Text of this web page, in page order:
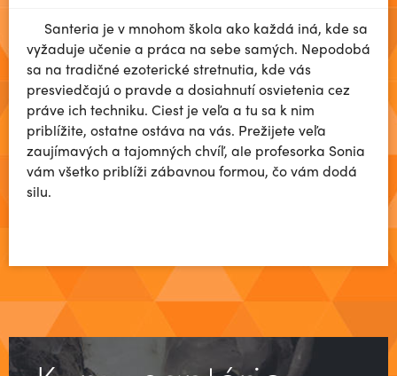
Santeria je v mnohom škola ako každá iná, kde sa
vyžaduje učenie a práca na sebe samých. Nepodobá
sa na tradičné ezoterické stretnutia, kde vás
presviedčajú o pravde a dosiahnutí osvietenia cez
práve ich techniku. Ciest je veľa a tu sa k nim
priblížite, ostatne ostáva na vás. Prežijete veľa
zaujímavých a tajomných chvíľ, ale profesorka Sonia
vám všetko priblíži zábavnou formou, čo vám dodá
silu.